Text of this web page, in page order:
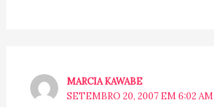
MARCIA KAWABE
SETEMBRO 20, 2007 EM 6:02 AM